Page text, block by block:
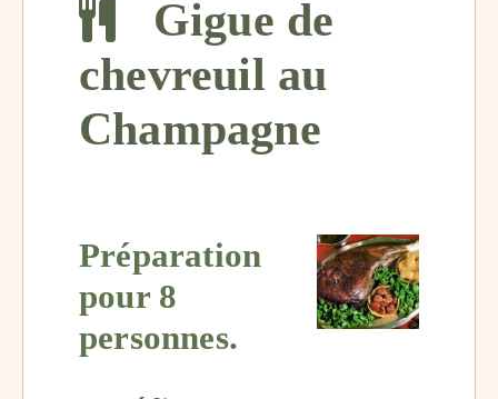
Gigue de
chevreuil au
Champagne
Préparation
pour 8
personnes.